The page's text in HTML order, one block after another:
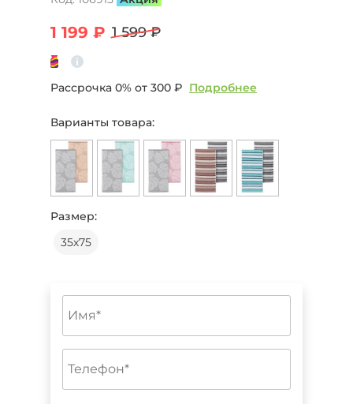
1 199 ₽ 1 599 ₽
Рассрочка 0% от 300 ₽ Подробнее
Варианты товара:
Размер:
35х75